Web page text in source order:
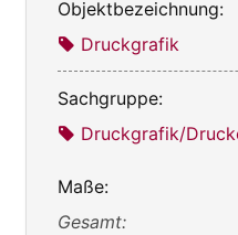
Objektbezeichnung:
Druckgrafik
Sachgruppe:
Druckgrafik/
Maße:
Gesamt: